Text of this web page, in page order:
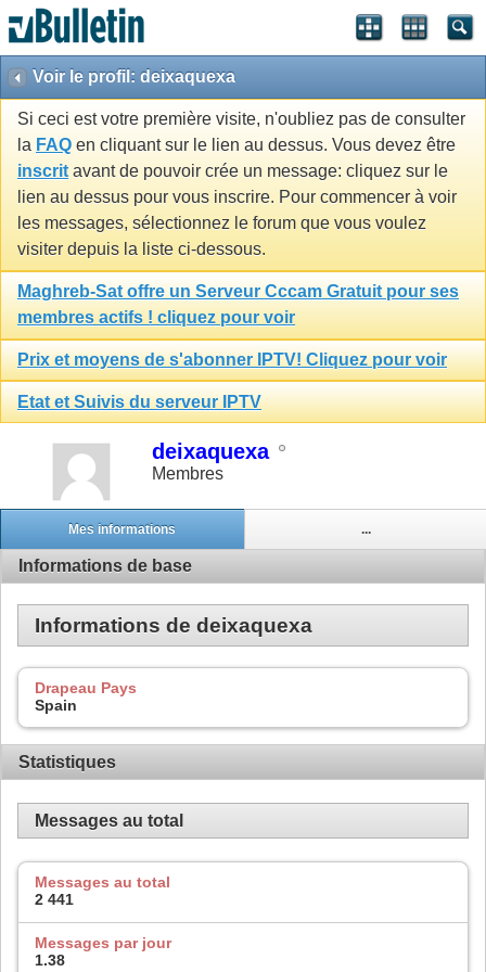
Voir le profil: deixaquexa
Si ceci est votre première visite, n'oubliez pas de consulter
la FAQ en cliquant sur le lien au dessus. Vous devez être
inscrit avant de pouvoir crée un message: cliquez sur le
lien au dessus pour vous inscrire. Pour commencer à voir
les messages, sélectionnez le forum que vous voulez
visiter depuis la liste ci-dessous.
Maghreb-Sat offre un Serveur Cccam Gratuit pour ses
membres actifs ! cliquez pour voir
Prix et moyens de s'abonner IPTV! Cliquez pour voir
Etat et Suivis du serveur IPTV
deixaquexa
Membres
Mes informations ...
Informations de base
Informations de deixaquexa
Drapeau Pays
Spain
Statistiques
Messages au total
Messages au total
2 441
Messages par jour
1.38